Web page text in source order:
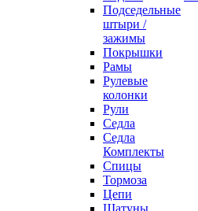
Подседельные
штыри /
зажимы
Покрышки
Рамы
Рулевые
колонки
Рули
Седла
Седла
Комплекты
Спицы
Тормоза
Цепи
Шатуны